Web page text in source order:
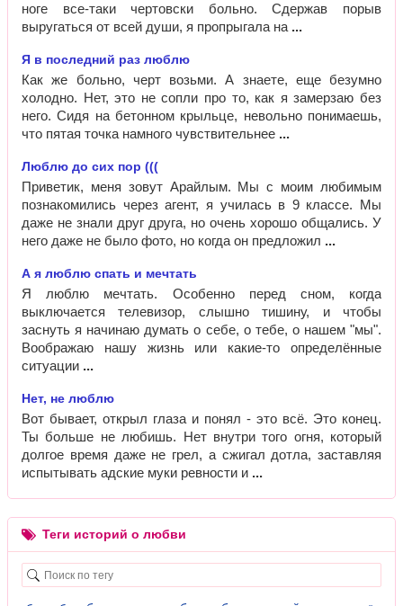
ноге все-таки чертовски больно. Сдержав порыв
выругаться от всей души, я пропрыгала на
Я в последний раз люблю
Как же больно, черт возьми. А знаете, еще безумно
холодно. Нет, это не сопли про то, как я замерзаю без
него. Сидя на бетонном крыльце, невольно понимаешь,
что пятая точка намного чувствительнее
Люблю до сих пор (((
Приветик, меня зовут Арайлым. Мы с моим любимым
познакомились через агент, я училась в 9 классе. Мы
даже не знали друг друга, но очень хорошо общались. У
него даже не было фото, но когда он предложил
А я люблю спать и мечтать
Я люблю мечтать. Особенно перед сном, когда
выключается телевизор, слышно тишину, и чтобы
заснуть я начинаю думать о себе, о тебе, о нашем "мы".
Воображаю нашу жизнь или какие-то определённые
ситуации
Нет, не люблю
Вот бывает, открыл глаза и понял - это всё. Это конец.
Ты больше не любишь. Нет внутри того огня, который
долгое время даже не грел, а сжигал дотла, заставляя
испытывать адские муки ревности и
Теги историй о любви